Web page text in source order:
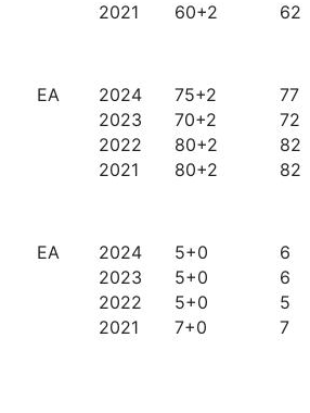
2021
60+2
62
EA
2024
2023
2022
2021
75+2
70+2
80+2
80+2
77
72
82
82
EA
2024
2023
2022
2021
5+0
5+0
5+0
7+0
6
6
5
7